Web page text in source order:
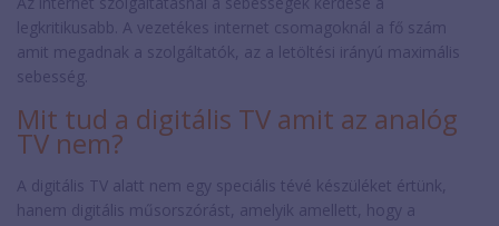
legkritikusabb. A vezetékes internet csomagoknál a fő szám
amit megadnak a szolgáltatók, az a letöltési irányú maximális
sebesség.
Mit tud a digitális TV amit az analóg
TV nem?
A digitális TV alatt nem egy speciális tévé készüléket értünk,
hanem digitális műsorszórást, amelyik amellett, hogy a